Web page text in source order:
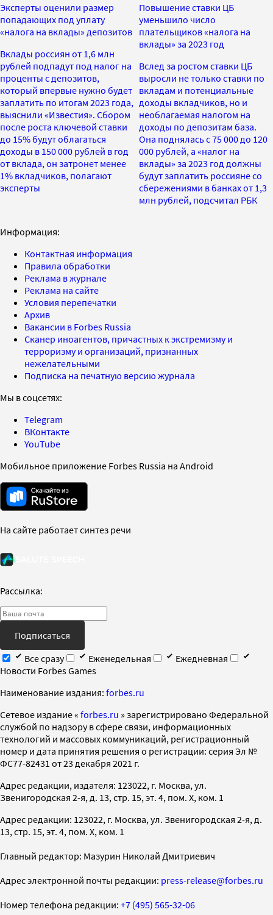
Эксперты оценили размер
попадающих под уплату
«налога на вклады» депозитов
Вклады россиян от 1,6 млн
рублей подпадут под налог на
проценты с депозитов,
который впервые нужно будет
заплатить по итогам 2023 года,
выяснили «Известия». Сбором
после роста ключевой ставки
до 15% будут облагаться
доходы в 150 000 рублей в год
от вклада, он затронет менее
1% вкладчиков, полагают
эксперты
Повышение ставки ЦБ
уменьшило число
плательщиков «налога на
вклады» за 2023 год
Вслед за ростом ставки ЦБ
выросли не только ставки по
вкладам и потенциальные
доходы вкладчиков, но и
необлагаемая налогом на
доходы по депозитам база.
Она поднялась с 75 000 до 120
000 рублей, а «налог на
вклады» за 2023 год должны
будут заплатить россияне со
сбережениями в банках от 1,3
млн рублей, подсчитал РБК
Информация:
Контактная информация
Правила обработки
Реклама в журнале
Реклама на сайте
Условия перепечатки
Архив
Вакансии в Forbes Russia
Сканер иноагентов, причастных к экстремизму и
терроризму и организаций, признанных
нежелательными
Подписка на печатную версию журнала
Мы в соцсетях:
Telegram
ВКонтакте
YouTube
Мобильное приложение Forbes Russia на Android
На сайте работает синтез речи
Рассылка:
Подписаться
Все сразу
Еженедельная
Ежедневная
Новости Forbes Games
Наименование издания: forbes.ru
Cетевое издание « forbes.ru » зарегистрировано Федеральной
службой по надзору в сфере связи, информационных
технологий и массовых коммуникаций, регистрационный
номер и дата принятия решения о регистрации: серия Эл №
ФС77-82431 от 23 декабря 2021 г.
Адрес редакции, издателя: 123022, г. Москва, ул.
Звенигородская 2-я, д. 13, стр. 15, эт. 4, пом. X, ком. 1
Адрес редакции: 123022, г. Москва, ул. Звенигородская 2-я, д.
13, стр. 15, эт. 4, пом. X, ком. 1
Главный редактор: Мазурин Николай Дмитриевич
Адрес электронной почты редакции: press-release@forbes.ru
Номер телефона редакции: +7 (495) 565-32-06